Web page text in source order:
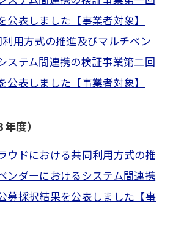
公表しました【事業者対象】
用方式の推進及びマルチベン
ステム間連携の検証事業第二回
公表しました【事業者対象】
度）
ウドにおける共同利用方式の推
ンダーにおけるシステム間連携
募採択結果を公表しました【事